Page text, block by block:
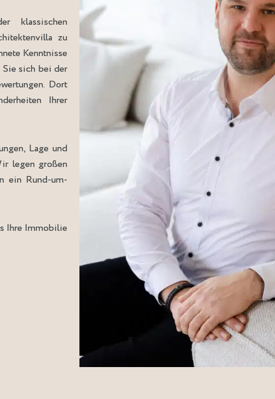
klassischen
zu
Kenntnisse
sich bei der
Dort
Ihrer
Lage und
legen großen
ein Rund-um-
Ihre Immobilie